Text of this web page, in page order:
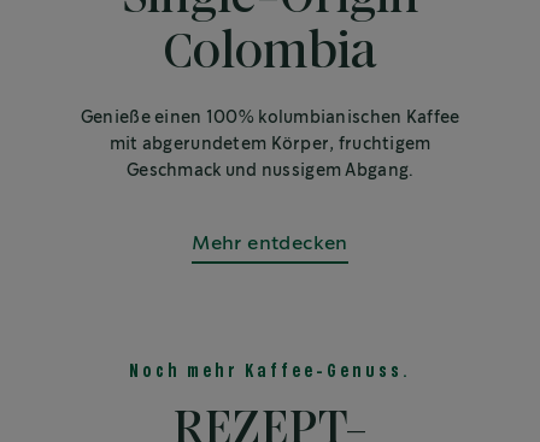
Colombia
Genieße einen 100% kolumbianischen Kaffee
mit abgerundetem Körper, fruchtigem
Geschmack und nussigem Abgang.
Mehr entdecken
Noch mehr Kaffee-Genuss.
REZEPT-